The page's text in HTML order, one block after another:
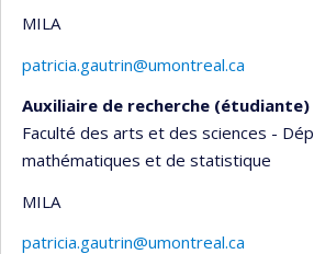
MILA
patricia.gautrin@umontreal.ca
Auxiliaire de recherche (étudiante)
Faculté des arts et des sciences -
mathématiques et de statistique
MILA
patricia.gautrin@umontreal.ca